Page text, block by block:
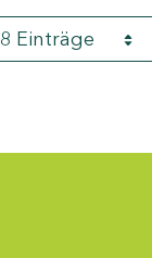
8 Einträge